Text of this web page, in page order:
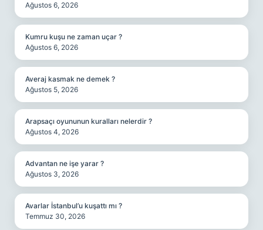
Ağustos 6, 2026
Kumru kuşu ne zaman uçar ?
Ağustos 6, 2026
Averaj kasmak ne demek ?
Ağustos 5, 2026
Arapsaçı oyununun kuralları nelerdir ?
Ağustos 4, 2026
Advantan ne işe yarar ?
Ağustos 3, 2026
Avarlar İstanbul’u kuşattı mı ?
Temmuz 30, 2026